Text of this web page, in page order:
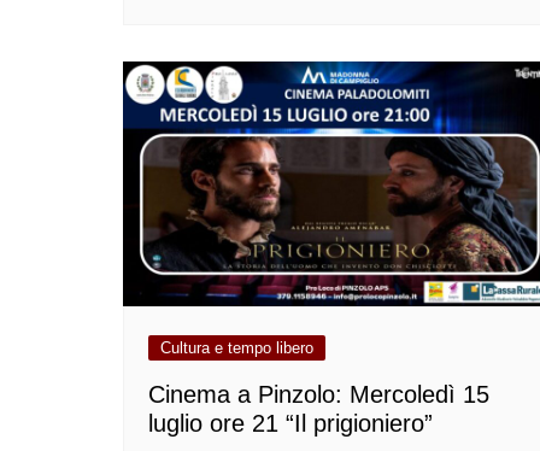
Cultura e tempo libero
Cinema a Pinzolo: Mercoledì 15
luglio ore 21 “Il prigioniero”